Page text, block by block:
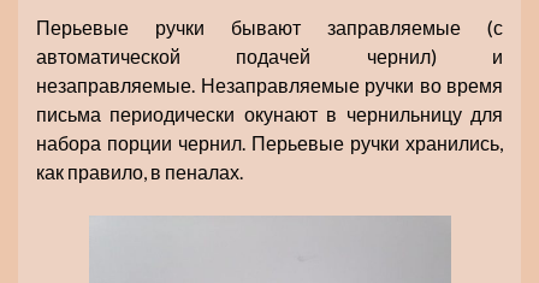
Перьевые ручки бывают заправляемые (с
автоматической подачей чернил) и
незаправляемые. Незаправляемые ручки во время
письма периодически окунают в чернильницу для
набора порции чернил. Перьевые ручки хранились,
как правило, в пеналах.